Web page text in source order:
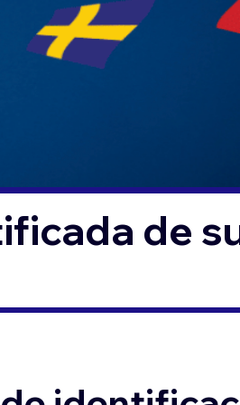
de